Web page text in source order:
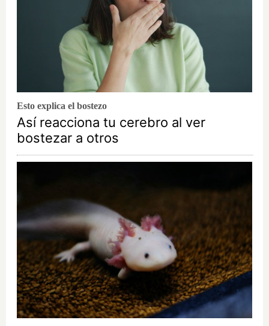
Esto explica el bostezo
Así reacciona tu cerebro al ver
bostezar a otros